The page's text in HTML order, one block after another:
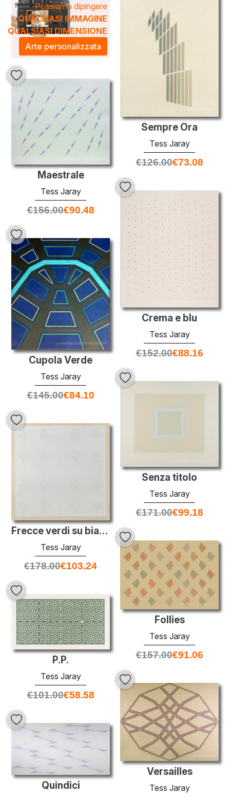
Possiamo dipingere
QUALSIASI IMMAGINE
QUALSIASI DIMENSIONE
Arte personalizzata
Sempre Ora
Tess Jaray
€126.00€73.08
Maestrale
Tess Jaray
€156.00€90.48
Crema e blu
Tess Jaray
€152.00€88.16
Cupola Verde
Tess Jaray
€145.00€84.10
Senza titolo
Tess Jaray
€171.00€99.18
Frecce verdi su bianco
Tess Jaray
€178.00€103.24
Follies
Tess Jaray
€157.00€91.06
P.P.
Tess Jaray
€101.00€58.58
Versailles
Tess Jaray
Quindici